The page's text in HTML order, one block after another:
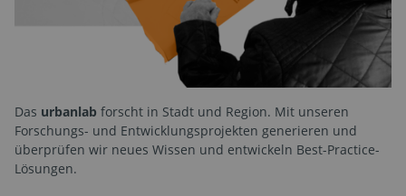
Das urbanlab forscht in Stadt und Region. Mit unseren
Forschungs- und Entwicklungsprojekten generieren und
überprüfen wir neues Wissen und entwickeln Best-Practice-
Lösungen.